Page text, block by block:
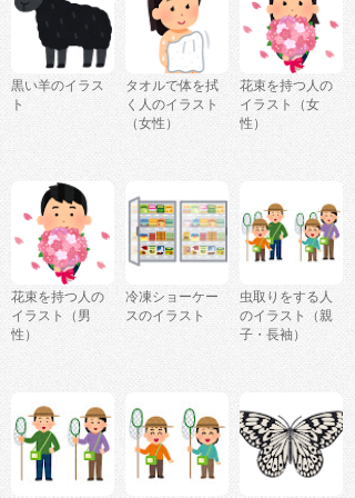
黒い羊のイラス
ト
タオルで体を拭
く人のイラスト
（女性）
花束を持つ人の
イラスト（女
性）
花束を持つ人の
イラスト（男
性）
冷凍ショーケー
スのイラスト
虫取りをする人
のイラスト（親
子・長袖）